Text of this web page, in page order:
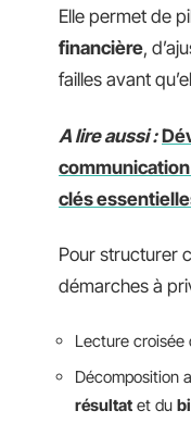
Elle permet de
financière,
failles avant
A lire aussi :
clés
Pour structurer
démarches à
Lecture croisée
Décomposition
résultat et du